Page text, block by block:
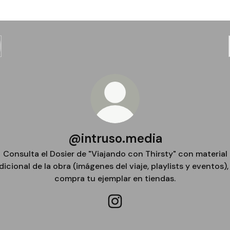
@intruso.media
Consulta el Dosier de "Viajando con Thirsty" con material
de la obra (imágenes del viaje, playlists y
compra tu ejemplar en tiendas.